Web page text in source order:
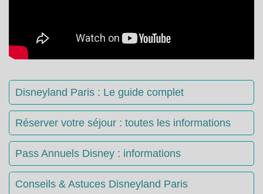
Disneyland Paris : Le guide complet
Réserver votre séjour : toutes les informations
Pass Annuels Disney : informations
Conseils & Astuces Disneyland Paris